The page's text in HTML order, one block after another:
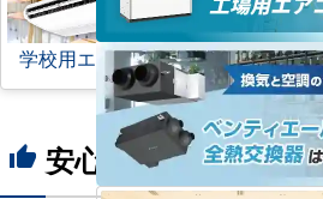
学校用エアコン
thumb_up 安心の8つのポイン